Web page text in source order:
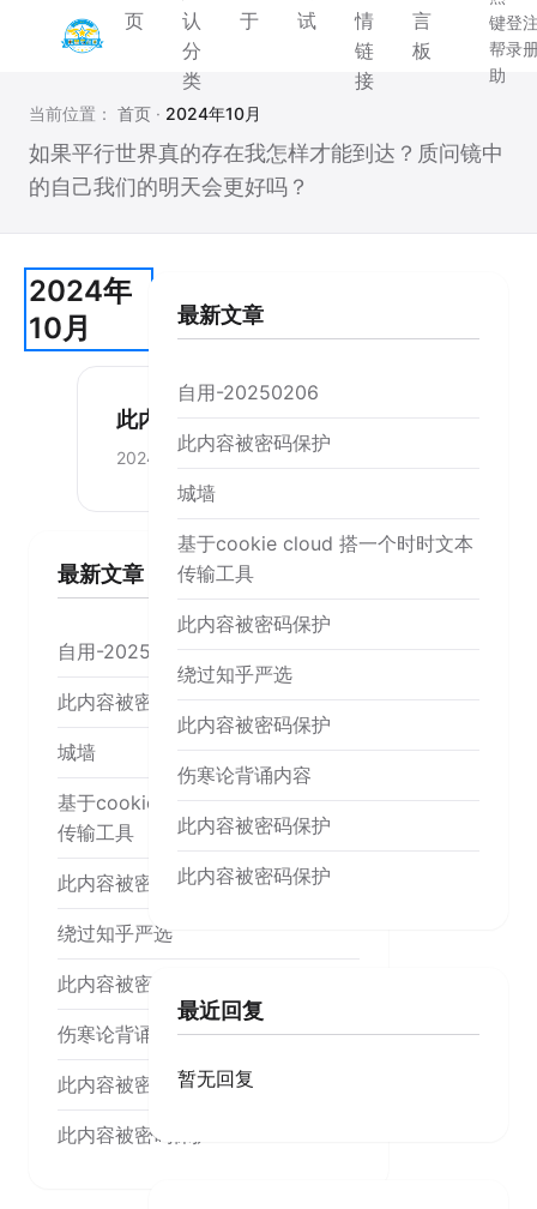
页
认
分
类
于
试
情
链
接
言
板
键
帮
助
登
录
当前位置： 首页 · 2024年10月
如果平行世界真的存在我怎样才能到达？质问镜中
的自己我们的明天会更好吗？
2024年
10月
此内容被密码保护
2024-10-18
最新文章
自用-20250206
此内容被密码保护
城墙
基于cookie cloud 搭一个时时文本
传输工具
此内容被密码保护
绕过知乎严选
此内容被密码保护
伤寒论背诵内容
此内容被密码保护
此内容被密码保护
最新文章
自用-20250206
此内容被密码保护
城墙
基于cookie cloud 搭一个时时文本
传输工具
此内容被密码保护
绕过知乎严选
此内容被密码保护
伤寒论背诵内容
此内容被密码保护
此内容被密码保护
最近回复
暂无回复